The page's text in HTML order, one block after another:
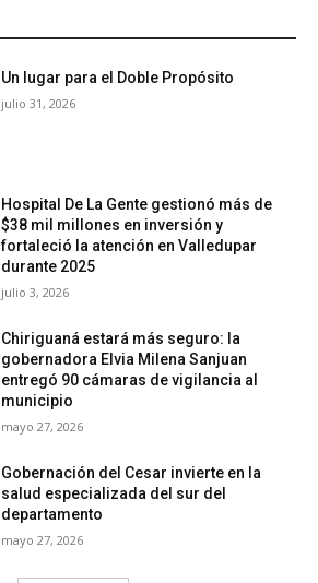
Un lugar para el Doble Propósito
julio 31, 2026
Hospital De La Gente gestionó más de
$38 mil millones en inversión y
fortaleció la atención en Valledupar
durante 2025
julio 3, 2026
Chiriguaná estará más seguro: la
gobernadora Elvia Milena Sanjuan
entregó 90 cámaras de vigilancia al
municipio
mayo 27, 2026
Gobernación del Cesar invierte en la
salud especializada del sur del
departamento
mayo 27, 2026